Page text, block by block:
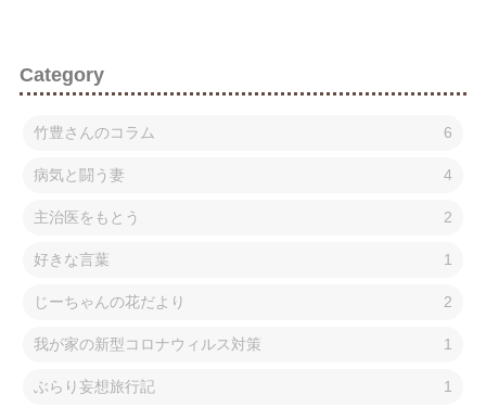
Category
竹豊さんのコラム 6
病気と闘う妻 4
主治医をもとう 2
好きな言葉 1
じーちゃんの花だより 2
我が家の新型コロナウィルス対策 1
ぶらり妄想旅行記 1